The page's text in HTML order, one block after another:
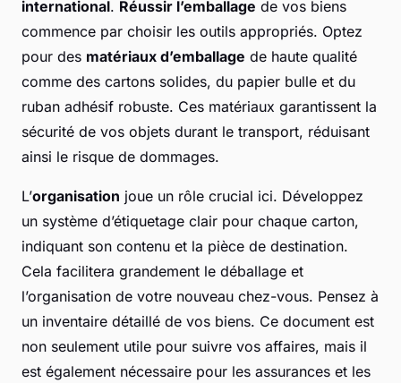
international. Réussir l’emballage de vos biens
commence par choisir les outils appropriés. Optez
pour des matériaux d’emballage de haute qualité
comme des cartons solides, du papier bulle et du
ruban adhésif robuste. Ces matériaux garantissent la
sécurité de vos objets durant le transport, réduisant
ainsi le risque de dommages.
L’organisation joue un rôle crucial ici. Développez
un système d’étiquetage clair pour chaque carton,
indiquant son contenu et la pièce de destination.
Cela facilitera grandement le déballage et
l’organisation de votre nouveau chez-vous. Pensez à
un inventaire détaillé de vos biens. Ce document est
non seulement utile pour suivre vos affaires, mais il
est également nécessaire pour les assurances et les